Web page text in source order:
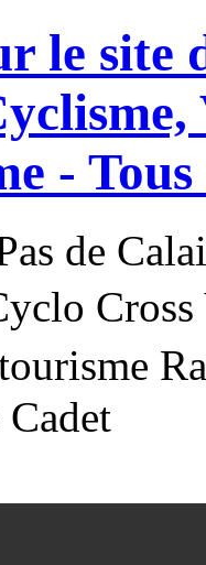
le site
-
de
Cross